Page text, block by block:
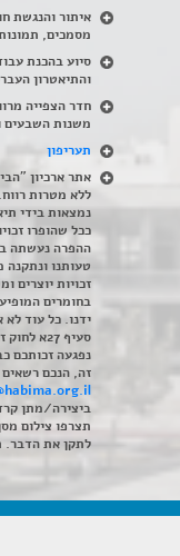
איתור והנגשת
מסמכים,
סיוע בהכנת
והתיאטרון
משנות השבעים
תעריפון
אתר ארכיון
ללא מטרות
נמצאות בידי
ככל שהופרו
ההפרה נעשתה
טעותנו ונתקנה
זכויות יוצרים
בחומרים
ידנו. כל עוד
נפגעה זכותכם
זה, הנכם
ביצירה/מתן
תצרפו צילום
לתקן את הדבר.